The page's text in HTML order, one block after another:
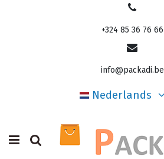
+324 85 36 76 66
info@packadi.be
Nederlands